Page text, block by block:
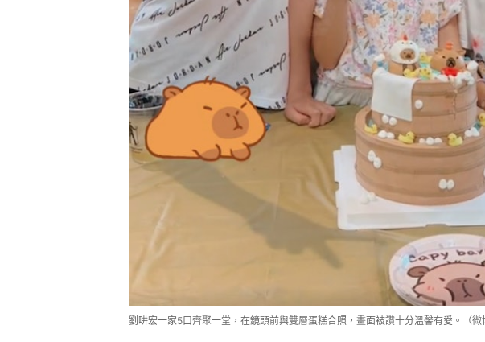
劉畊宏一家5口齊聚一堂，在鏡頭前與雙層蛋糕合照，畫面被讚十分溫馨有愛。（微